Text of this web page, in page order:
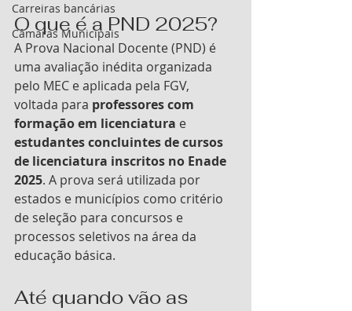
Carreiras bancárias
Câmaras Municipais
O que é a PND 2025?
A Prova Nacional Docente (PND) é
uma avaliação inédita organizada
pelo MEC e aplicada pela FGV,
voltada para professores com
formação em licenciatura e
estudantes concluintes de cursos
de licenciatura inscritos no Enade
2025. A prova será utilizada por
estados e municípios como critério
de seleção para concursos e
processos seletivos na área da
educação básica.
Até quando vão as